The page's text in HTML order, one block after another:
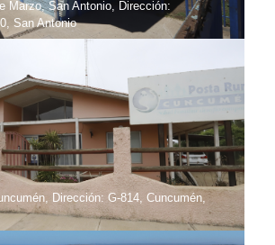
Marzo, San Antonio, Dirección:
San Antonio
Dirección: G-814, Cuncumén,